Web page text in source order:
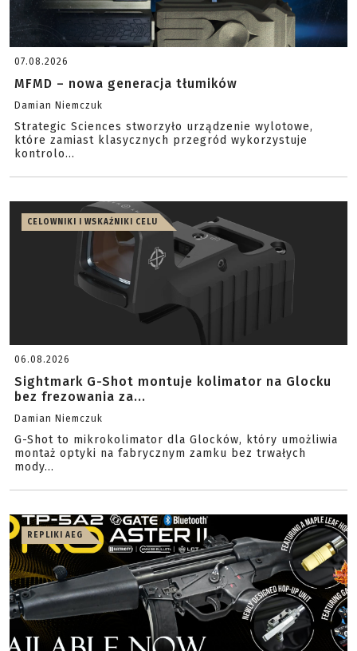
07.08.2026
MFMD – nowa generacja tłumików
Damian Niemczuk
Strategic Sciences stworzyło urządzenie wylotowe,
które zamiast klasycznych przegród wykorzystuje
kontrolo...
CELOWNIKI I WSKAŹNIKI CELU
06.08.2026
Sightmark G-Shot montuje kolimator na Glocku
bez frezowania za...
Damian Niemczuk
G-Shot to mikrokolimator dla Glocków, który umożliwia
montaż optyki na fabrycznym zamku bez trwałych
mody...
REPLIKI AEG